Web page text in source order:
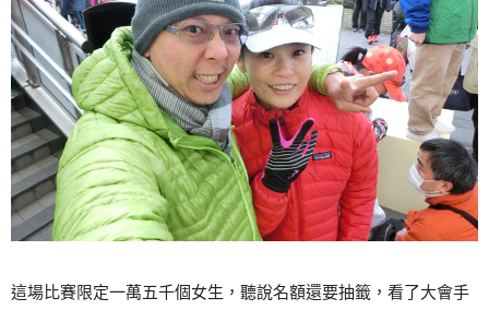
這場比賽限定一萬五千個女生，聽說名額還要抽籤，看了大會手